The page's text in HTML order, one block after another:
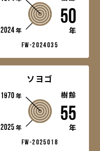
2024年
50
年
fw-2024035
ソヨゴ
1970年
2025年
樹齢
55
年
fw-2025018